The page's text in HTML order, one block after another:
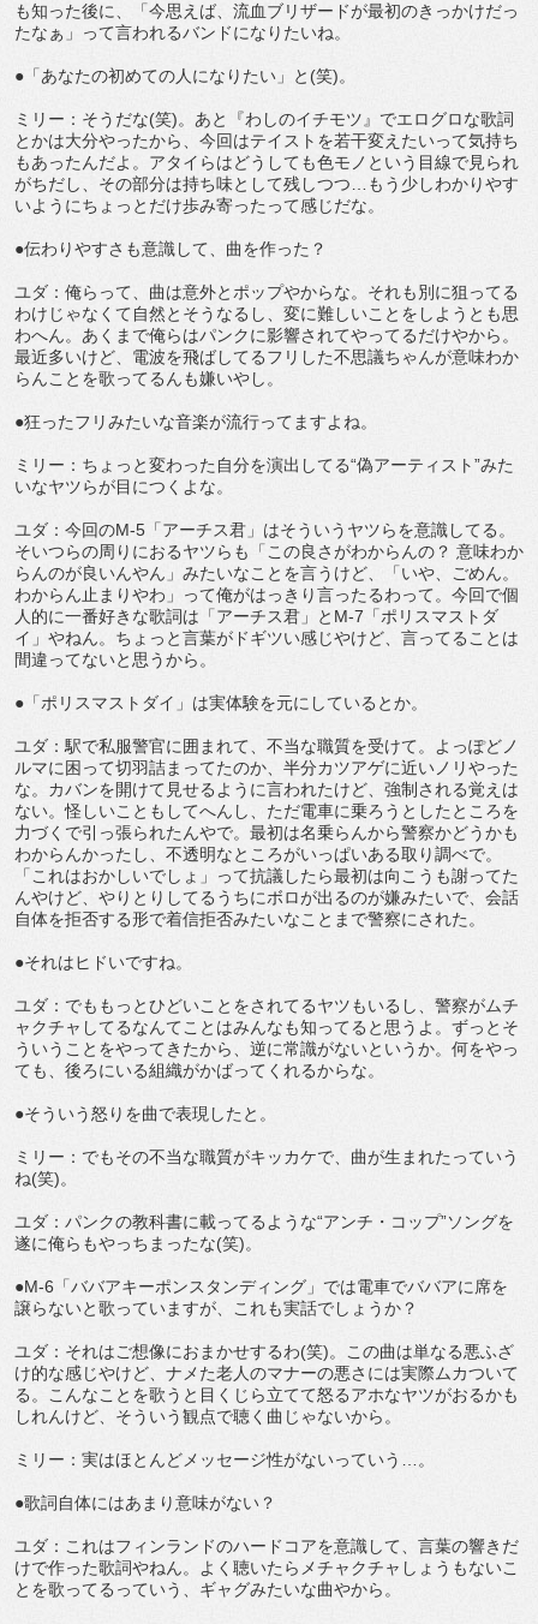
も知った後に、「今思えば、流血ブリザードが最初のきっかけだっ
たなぁ」って言われるバンドになりたいね。
●「あなたの初めての人になりたい」と(笑)。
ミリー：そうだな(笑)。あと『わしのイチモツ』でエログロな歌詞
とかは大分やったから、今回はテイストを若干変えたいって気持ち
もあったんだよ。アタイらはどうしても色モノという目線で見られ
がちだし、その部分は持ち味として残しつつ…もう少しわかりやす
いようにちょっとだけ歩み寄ったって感じだな。
●伝わりやすさも意識して、曲を作った？
ユダ：俺らって、曲は意外とポップやからな。それも別に狙ってる
わけじゃなくて自然とそうなるし、変に難しいことをしようとも思
わへん。あくまで俺らはパンクに影響されてやってるだけやから。
最近多いけど、電波を飛ばしてるフリした不思議ちゃんが意味わか
らんことを歌ってるんも嫌いやし。
●狂ったフリみたいな音楽が流行ってますよね。
ミリー：ちょっと変わった自分を演出してる“偽アーティスト”みた
いなヤツらが目につくよな。
ユダ：今回のM-5「アーチス君」はそういうヤツらを意識してる。
そいつらの周りにおるヤツらも「この良さがわからんの？ 意味わか
らんのが良いんやん」みたいなことを言うけど、「いや、ごめん。
わからん止まりやわ」って俺がはっきり言ったるわって。今回で個
人的に一番好きな歌詞は「アーチス君」とM-7「ポリスマストダ
イ」やねん。ちょっと言葉がドギツい感じやけど、言ってることは
間違ってないと思うから。
●「ポリスマストダイ」は実体験を元にしているとか。
ユダ：駅で私服警官に囲まれて、不当な職質を受けて。よっぽどノ
ルマに困って切羽詰まってたのか、半分カツアゲに近いノリやった
な。カバンを開けて見せるように言われたけど、強制される覚えは
ない。怪しいこともしてへんし、ただ電車に乗ろうとしたところを
力づくで引っ張られたんやで。最初は名乗らんから警察かどうかも
わからんかったし、不透明なところがいっぱいある取り調べで。
「これはおかしいでしょ」って抗議したら最初は向こうも謝ってた
んやけど、やりとりしてるうちにボロが出るのが嫌みたいで、会話
自体を拒否する形で着信拒否みたいなことまで警察にされた。
●それはヒドいですね。
ユダ：でももっとひどいことをされてるヤツもいるし、警察がムチ
ャクチャしてるなんてことはみんなも知ってると思うよ。ずっとそ
ういうことをやってきたから、逆に常識がないというか。何をやっ
ても、後ろにいる組織がかばってくれるからな。
●そういう怒りを曲で表現したと。
ミリー：でもその不当な職質がキッカケで、曲が生まれたっていう
ね(笑)。
ユダ：パンクの教科書に載ってるような“アンチ・コップ”ソングを
遂に俺らもやっちまったな(笑)。
●M-6「ババアキーポンスタンディング」では電車でババアに席を
譲らないと歌っていますが、これも実話でしょうか？
ユダ：それはご想像におまかせするわ(笑)。この曲は単なる悪ふざ
け的な感じやけど、ナメた老人のマナーの悪さには実際ムカついて
る。こんなことを歌うと目くじら立てて怒るアホなヤツがおるかも
しれんけど、そういう観点で聴く曲じゃないから。
ミリー：実はほとんどメッセージ性がないっていう…。
●歌詞自体にはあまり意味がない？
ユダ：これはフィンランドのハードコアを意識して、言葉の響きだ
けで作った歌詞やねん。よく聴いたらメチャクチャしょうもないこ
とを歌ってるっていう、ギャグみたいな曲やから。